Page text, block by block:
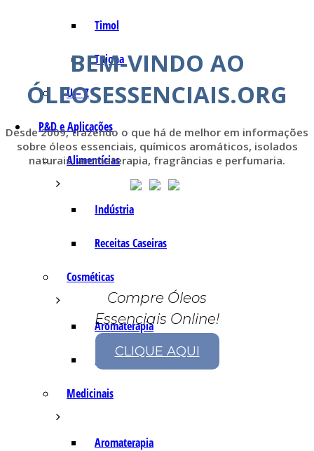
Timol
Tujona
U – Z
P&D e Aplicações
Alimentícias
Indústria
Receitas Caseiras
Cosméticas
Aromaterapia
Fórmulas Caseiras
Medicinais
Aromaterapia
BEM-VINDO AO
ÓLEOSESSENCIAIS.ORG
Desde 2009, trazendo o que há de melhor em informações
sobre óleos essenciais, químicos aromáticos, isolados
naturais, aromaterapia, fragrâncias e perfumaria.
Compre Óleos
Essenciais Online!
CLIQUE AQUI